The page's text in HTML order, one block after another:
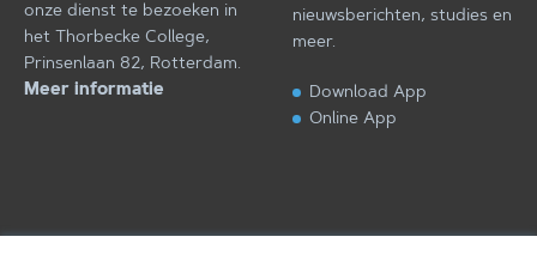
onze dienst te bezoeken in
het Thorbecke College,
Prinsenlaan 82, Rotterdam.
Meer informatie
nieuwsberichten, studies en
meer.
Download App
Online App